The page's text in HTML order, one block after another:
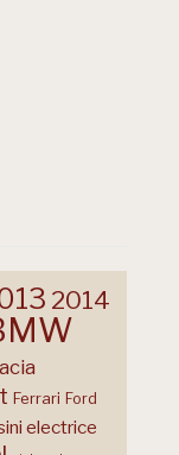
2014
Ferrari Ford
electrice